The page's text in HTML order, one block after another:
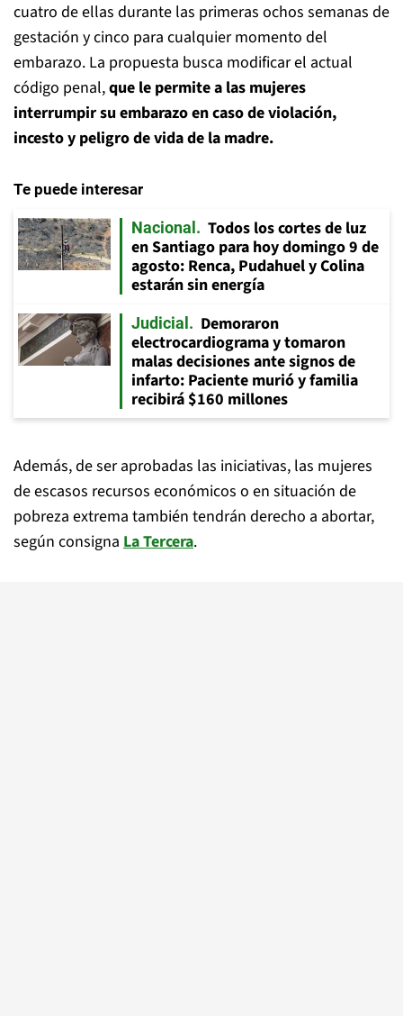
cuatro de ellas durante las primeras ochos semanas de
gestación y cinco para cualquier momento del
embarazo. La propuesta busca modificar el actual
código penal,que le permite a las mujeres
interrumpir su embarazo en caso de violación,
incesto y peligro de vida de la madre.
Te puede interesar
Nacional
Todos los cortes de luz
en Santiago para hoy domingo 9 de
agosto: Renca, Pudahuel y Colina
estarán sin energía
Judicial
Demoraron
electrocardiograma y tomaron
malas decisiones ante signos de
infarto: Paciente murió y familia
recibirá $160 millones
Además, de ser aprobadas las iniciativas, las mujeres
de escasos recursos económicos o en situación de
pobreza extrema también tendrán derecho a abortar,
según consigna La Tercera.